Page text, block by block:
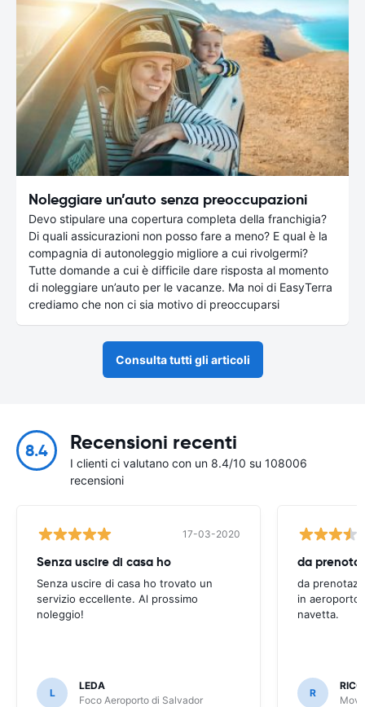
Noleggiare un’auto senza preoccupazioni
Devo stipulare una copertura completa della franchigia?
Di quali assicurazioni non posso fare a meno? E qual è la
compagnia di autonoleggio migliore a cui rivolgermi?
Tutte domande a cui è difficile dare risposta al momento
di noleggiare un’auto per le vacanze. Ma noi di EasyTerra
crediamo che non ci sia motivo di preoccuparsi
Consulta tutti gli articoli
8.4 Recensioni recenti
I clienti ci valutano con un 8.4/10 su 108006
recensioni
17-03-2020
Senza uscire di casa ho
Senza uscire di casa ho trovato un
servizio eccellente. Al prossimo
noleggio!
L
LEDA
Foco Aeroporto di Salvador
da
in aeroporto
navetta.
R